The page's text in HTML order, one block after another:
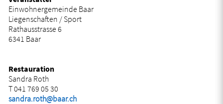
Einwohnergemeinde Baar
Liegenschaften / Sport
Rathausstrasse 6
6341 Baar
Restauration
Sandra Roth
T 041 769 05 30
sandra.roth@baar.ch